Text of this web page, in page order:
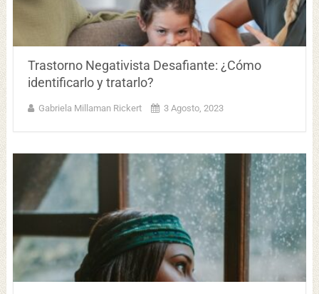
Trastorno Negativista Desafiante: ¿Cómo
identificarlo y tratarlo?
Gabriela Millaman Rickert 3 Agosto, 2023